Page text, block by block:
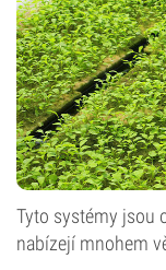
Tyto systémy jsou
nabízejí mnohem